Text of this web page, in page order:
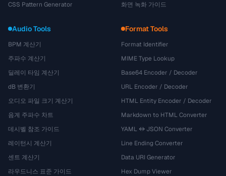
CSS Pattern Generator
화면 녹화 가이드
Audio Tools
BPM 계산기
주파수 계산기
딜레이 타임 계산기
dB 변환기
오디오 파일 크기 계산기
음계 주파수 차트
데시벨 참조 가이드
레이턴시 계산기
센트 계산기
라우드니스 표준 가이드
Format Tools
Format Identifier
MIME Type Lookup
Base64 Encoder / Decoder
URL Encoder / Decoder
HTML Entity Encoder / Decoder
Markdown to HTML Converter
YAML ↔ JSON Converter
Line Ending Converter
Data URI Generator
Hex Dump Viewer